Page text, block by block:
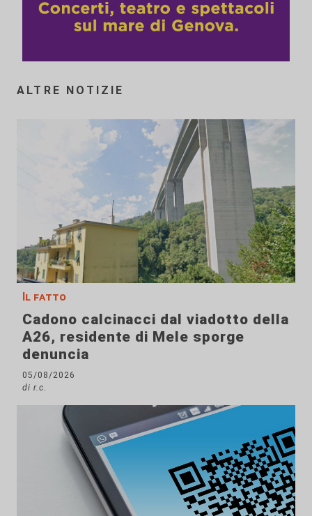
ALTRE NOTIZIE
Il fatto
Cadono calcinacci dal viadotto della
A26, residente di Mele sporge
denuncia
05/08/2026
di r.c.